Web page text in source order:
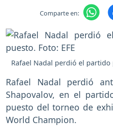
Comparte en:
Rafael Nadal perdió el partido
Rafael Nadal perdió
Shapovalov, en el
puesto del torneo de
World Champion.